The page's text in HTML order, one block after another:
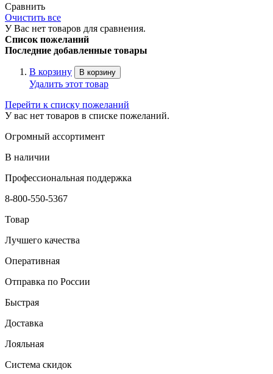
Сравнить
Очистить все
У Вас нет товаров для сравнения.
Список пожеланий
Последние добавленные товары
В корзину В корзину
Удалить этот товар
Перейти к списку пожеланий
У вас нет товаров в списке пожеланий.
Огромный ассортимент
В наличии
Профессиональная поддержка
8-800-550-5367
Товар
Лучшего качества
Оперативная
Отправка по России
Быстрая
Доставка
Лояльная
Система скидок